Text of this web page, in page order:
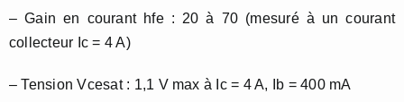
– Gain en courant hfe : 20 à 70 (mesuré à un courant
collecteur Ic = 4 A)
– Tension Vcesat : 1,1 V max à Ic = 4 A, Ib = 400 mA